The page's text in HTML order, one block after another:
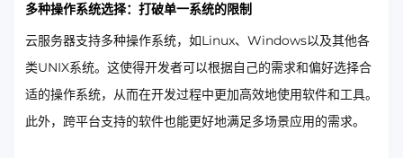
多种操作系统选择：打破单一系统的限制
云服务器支持多种操作系统，如Linux、Windows以及其他各
类UNIX系统。这使得开发者可以根据自己的需求和偏好选择合
适的操作系统，从而在开发过程中更加高效地使用软件和工具。
此外，跨平台支持的软件也能更好地满足多场景应用的需求。